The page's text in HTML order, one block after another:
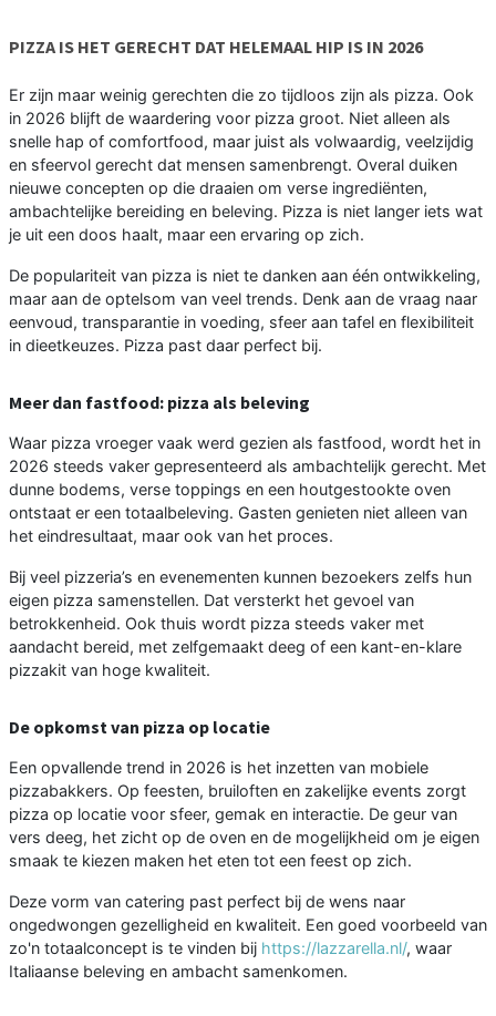
PIZZA IS HET GERECHT DAT HELEMAAL HIP IS IN 2026
Er zijn maar weinig gerechten die zo tijdloos zijn als pizza. Ook
in 2026 blijft de waardering voor pizza groot. Niet alleen als
snelle hap of comfortfood, maar juist als volwaardig, veelzijdig
en sfeervol gerecht dat mensen samenbrengt. Overal duiken
nieuwe concepten op die draaien om verse ingrediënten,
ambachtelijke bereiding en beleving. Pizza is niet langer iets wat
je uit een doos haalt, maar een ervaring op zich.
De populariteit van pizza is niet te danken aan één ontwikkeling,
maar aan de optelsom van veel trends. Denk aan de vraag naar
eenvoud, transparantie in voeding, sfeer aan tafel en flexibiliteit
in dieetkeuzes. Pizza past daar perfect bij.
Meer dan fastfood: pizza als beleving
Waar pizza vroeger vaak werd gezien als fastfood, wordt het in
2026 steeds vaker gepresenteerd als ambachtelijk gerecht. Met
dunne bodems, verse toppings en een houtgestookte oven
ontstaat er een totaalbeleving. Gasten genieten niet alleen van
het eindresultaat, maar ook van het proces.
Bij veel pizzeria’s en evenementen kunnen bezoekers zelfs hun
eigen pizza samenstellen. Dat versterkt het gevoel van
betrokkenheid. Ook thuis wordt pizza steeds vaker met
aandacht bereid, met zelfgemaakt deeg of een kant-en-klare
pizzakit van hoge kwaliteit.
De opkomst van pizza op locatie
Een opvallende trend in 2026 is het inzetten van mobiele
pizzabakkers. Op feesten, bruiloften en zakelijke events zorgt
pizza op locatie voor sfeer, gemak en interactie. De geur van
vers deeg, het zicht op de oven en de mogelijkheid om je eigen
smaak te kiezen maken het eten tot een feest op zich.
Deze vorm van catering past perfect bij de wens naar
ongedwongen gezelligheid en kwaliteit. Een goed voorbeeld van
zo'n totaalconcept is te vinden bij https://lazzarella.nl/, waar
Italiaanse beleving en ambacht samenkomen.